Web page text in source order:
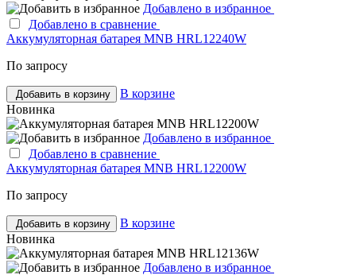
Добавлено в избранное
Добавлено в сравнение
Аккумуляторная батарея MNB HRL12240W
По запросу
Добавить в корзину
В корзине
Новинка
Добавлено в избранное
Добавлено в сравнение
Аккумуляторная батарея MNB HRL12200W
По запросу
Добавить в корзину
В корзине
Новинка
Добавлено в избранное